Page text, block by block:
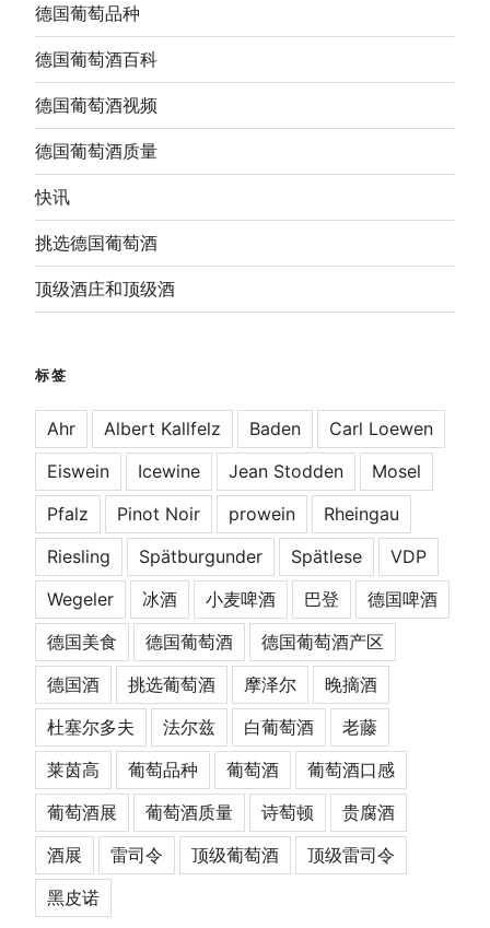
德国葡萄品种
德国葡萄酒百科
德国葡萄酒视频
德国葡萄酒质量
快讯
挑选德国葡萄酒
顶级酒庄和顶级酒
标签
Ahr Albert Kallfelz Baden
Carl Loewen
Eiswein
Icewine Jean Stodden
Mosel
Pfalz
Pinot Noir prowein
Rheingau
Riesling
Spätburgunder Spätlese
VDP
Wegeler
冰酒 小麦啤酒 巴登
德国啤酒
德国美食
德国葡萄酒
德国葡萄酒产区
德国酒
挑选葡萄酒 摩泽尔
晚摘酒
杜塞尔多夫
法尔兹 白葡萄酒
老藤
莱茵高
葡萄品种 葡萄酒
葡萄酒口感
葡萄酒展
葡萄酒质量 诗萄顿
贵腐酒
酒展
雷司令 顶级葡萄酒
顶级雷司令
黑皮诺